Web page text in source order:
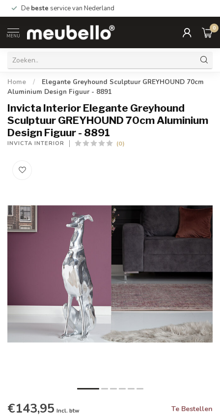
De beste service van Nederland
MENU
0
Home /
Elegante Greyhound Sculptuur GREYHOUND 70cm
Aluminium Design Figuur - 8891
Invicta Interior Elegante Greyhound
Sculptuur GREYHOUND 70cm Aluminium
Design Figuur - 8891
INVICTA INTERIOR (0)
€143,95 Incl. btw Te Bestellen